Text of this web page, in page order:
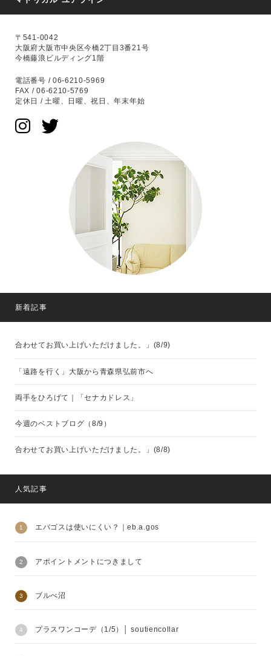
〒541-0042
大阪府大阪市中央区今橋2丁目3番21号
今橋藤浪ビルディング1階
電話番号 / 06-6210-5969
FAX / 06-6210-5769
定休日 / 土曜、日曜、祝日、年末年始
新着記事
合わせてお買い上げいただけました。」(8/9)
「遠路を行く」大阪から青森県弘前市へ
両手をひろげて｜「セナカドレス」
今週のベストブログ（8/9）
合わせてお買い上げいただけました。」(8/8)
人気記事
エバゴスは使いにくい？｜eb.a.gos
アポイントメントにつきまして
ブルべ沼
プラスワンコーデ（1/5）│ soutiencollar